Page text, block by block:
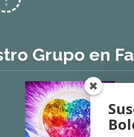
Grupo en